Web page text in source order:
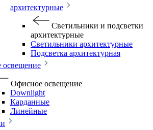
архитектурные
Светильники и подсветки
архитектурные
Светильники архитектурные
Подсветка архитектурная
Офисное освещение
Downlight
Карданные
Линейные